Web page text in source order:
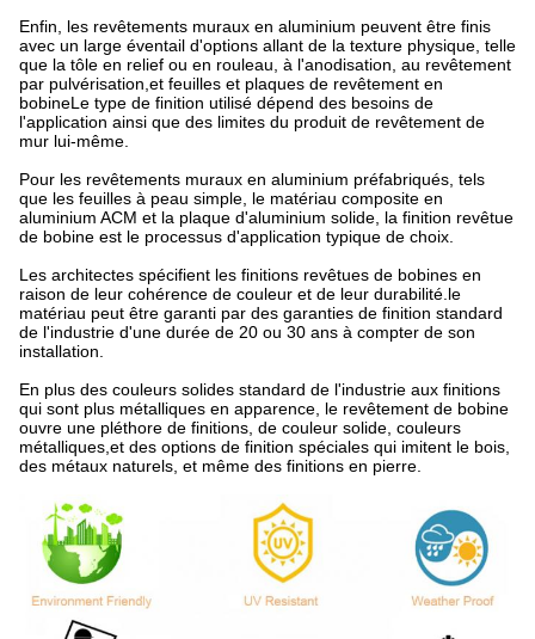
Enfin, les revêtements muraux en aluminium peuvent être finis
avec un large éventail d'options allant de la texture physique, telle
que la tôle en relief ou en rouleau, à l'anodisation, au revêtement
par pulvérisation,et feuilles et plaques de revêtement en
bobineLe type de finition utilisé dépend des besoins de
l'application ainsi que des limites du produit de revêtement de
mur lui-même.
Pour les revêtements muraux en aluminium préfabriqués, tels
que les feuilles à peau simple, le matériau composite en
aluminium ACM et la plaque d'aluminium solide, la finition revêtue
de bobine est le processus d'application typique de choix.
Les architectes spécifient les finitions revêtues de bobines en
raison de leur cohérence de couleur et de leur durabilité.le
matériau peut être garanti par des garanties de finition standard
de l'industrie d'une durée de 20 ou 30 ans à compter de son
installation.
En plus des couleurs solides standard de l'industrie aux finitions
qui sont plus métalliques en apparence, le revêtement de bobine
ouvre une pléthore de finitions, de couleur solide, couleurs
métalliques,et des options de finition spéciales qui imitent le bois,
des métaux naturels, et même des finitions en pierre.